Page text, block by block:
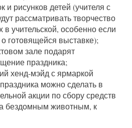
и рисунков детей (учителя с
рассматривать творчество
в учительской, особенно если
готовящейся выставке);
зале подарят
праздника;
хенд-мэйд с ярмаркой
праздника можно сделать в
акции по сбору средств
бездомным животным, к